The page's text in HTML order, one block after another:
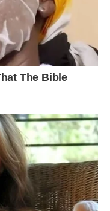
в таких
можу сказати,
не скаржилася і була
ніж я могла